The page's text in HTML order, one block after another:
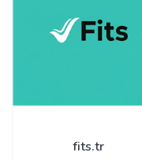
fits.tr